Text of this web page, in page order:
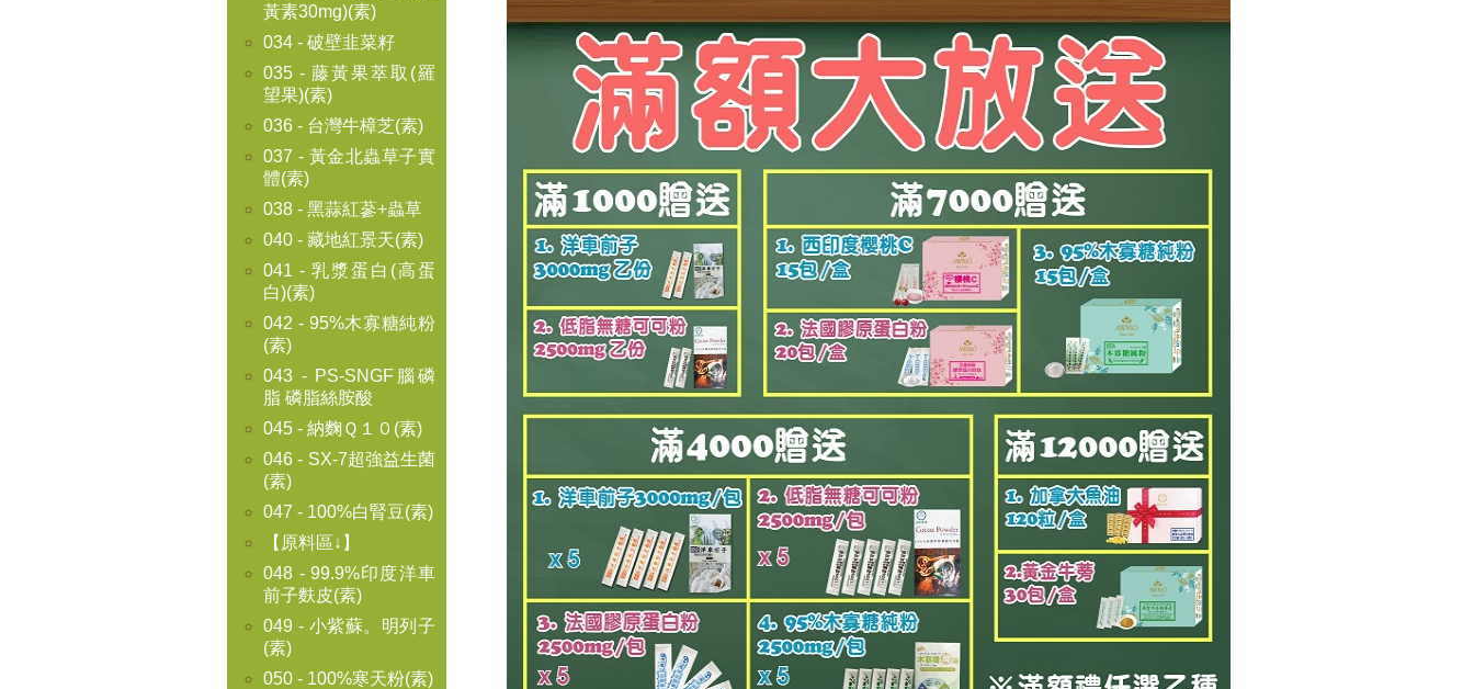
黃素30mg)(素)
034 - 破壁韭菜籽
035 - 藤黃果萃取(羅
望果)(素)
036 - 台灣牛樟芝(素)
037 - 黃金北蟲草子實
體(素)
038 - 黑蒜紅蔘+蟲草
040 - 藏地紅景天(素)
041 - 乳漿蛋白(高蛋
白)(素)
042 - 95%木寡糖純粉
(素)
043 - PS-SNGF腦磷
脂 磷脂絲胺酸
045 - 納麴Ｑ１０(素)
046 - SX-7超強益生菌
(素)
047 - 100%白腎豆(素)
【原料區↓】
048 - 99.9%印度洋車
前子麩皮(素)
049 - 小紫蘇。明列子
(素)
050 - 100%寒天粉(素)